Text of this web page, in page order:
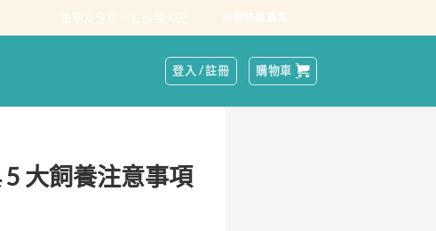
台灣快速購買
登入 / 註冊 購物車
大飼養注意事項